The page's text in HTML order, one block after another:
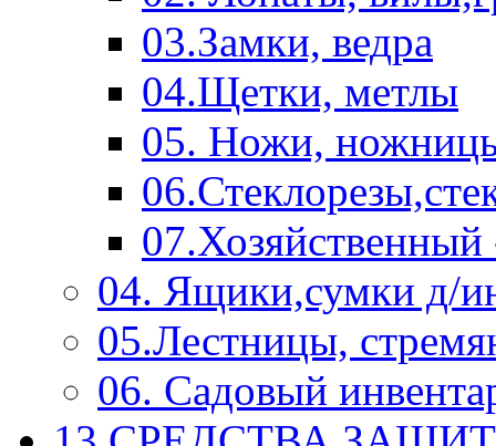
03.Замки, ведра
04.Щетки, метлы
05. Ножи,
07.Хозяйственный
04. Ящики,сумки д/
05.Лестницы,
06. Садовый